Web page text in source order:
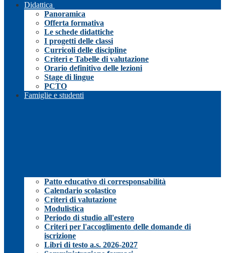
Didattica
Panoramica
Offerta formativa
Le schede didattiche
I progetti delle classi
Curricoli delle discipline
Criteri e Tabelle di valutazione
Orario definitivo delle lezioni
Stage di lingue
PCTO
Famiglie e studenti
Patto educativo di corresponsabilità
Calendario scolastico
Criteri di valutazione
Modulistica
Periodo di studio all'estero
Criteri per l'accoglimento delle domande di
iscrizione
Libri di testo a.s. 2026-2027